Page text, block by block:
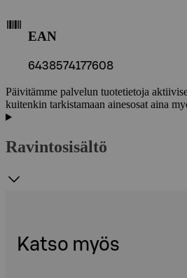
EAN
6438574177608
Päivitämme palvelun tuotetietoja
kuitenkin tarkistamaan ainesosat aina
Ravintosisältö
Katso myös